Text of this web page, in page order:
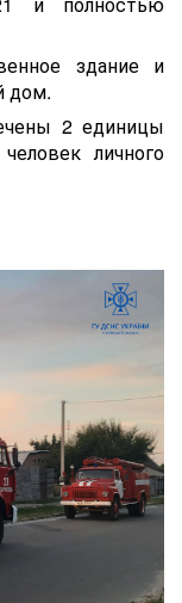
здание и
дом.
2 единицы
личного